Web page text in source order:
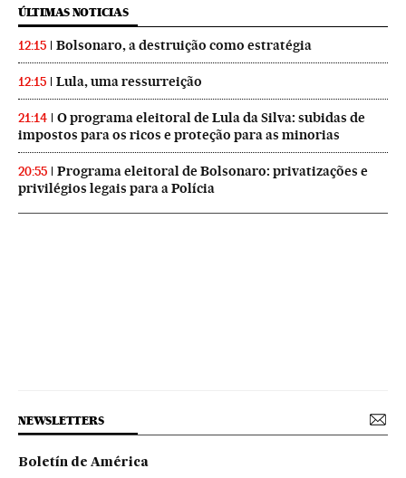
ÚLTIMAS NOTICIAS
12:15 Bolsonaro, a destruição como estratégia
12:15 Lula, uma ressurreição
21:14
O programa eleitoral de Lula da Silva: subidas de
impostos para os ricos e proteção para as minorias
20:55
Programa eleitoral de Bolsonaro: privatizações e
privilégios legais para a Polícia
NEWSLETTERS
Boletín de América